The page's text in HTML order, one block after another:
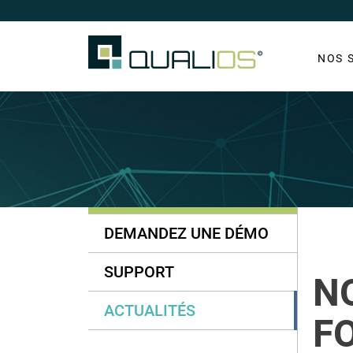
NOS
DEMANDEZ UNE DÉMO
SUPPORT
ACTUALITÉS